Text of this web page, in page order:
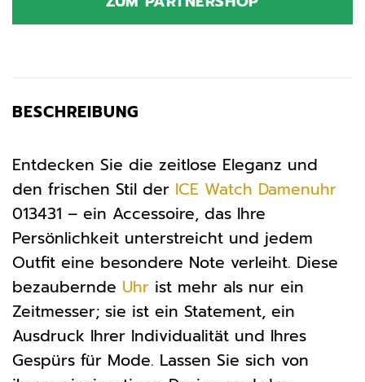
BESCHREIBUNG
Entdecken Sie die zeitlose Eleganz und
den frischen Stil der ICE Watch Damenuhr
013431 – ein Accessoire, das Ihre
Persönlichkeit unterstreicht und jedem
Outfit eine besondere Note verleiht. Diese
bezaubernde Uhr ist mehr als nur ein
Zeitmesser; sie ist ein Statement, ein
Ausdruck Ihrer Individualität und Ihres
Gespürs für Mode. Lassen Sie sich von